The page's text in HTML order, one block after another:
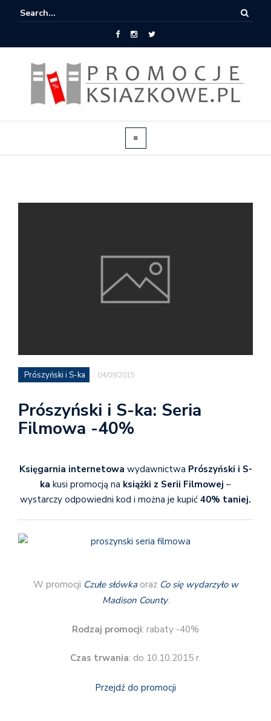
Prószyński i S-ka 04/09/2015
Prószyński i S-ka: Seria
Filmowa -40%
Księgarnia internetowa wydawnictwa Prószyński i S-
ka kusi promocją na książki z Serii Filmowej –
wystarczy odpowiedni kod i można je kupić 40% taniej.
W promocji Czułe słówkaoraz Co się wydarzyło w
Madison County.
Rodzaj promocji: rabaty -40%
Czas trwania: do 10.10.2015 r.
Przejdź do promocji